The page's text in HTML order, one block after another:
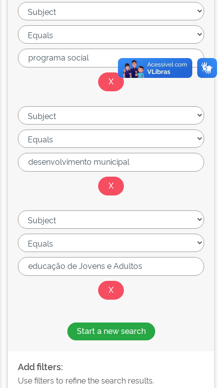
Start a new search
Add filters:
Use filters to refine the search results.